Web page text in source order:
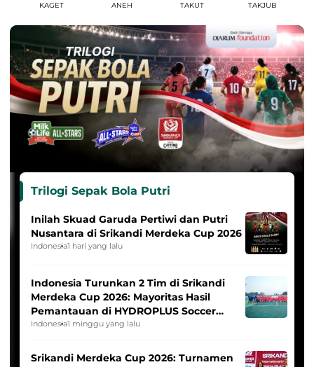
KAGET ANEH TAKUT TAKJUB
Trilogi Sepak Bola Putri
Inilah Skuad Garuda Pertiwi dan Putri
Nusantara di Srikandi Merdeka Cup 2026
Indonesia1 hari yang lalu
Indonesia Turunkan 2 Tim di Srikandi
Merdeka Cup 2026: Mayoritas Hasil
Pemantauan di HYDROPLUS Soccer
League
Indonesia1 minggu yang lalu
Srikandi Merdeka Cup 2026: Turnamen